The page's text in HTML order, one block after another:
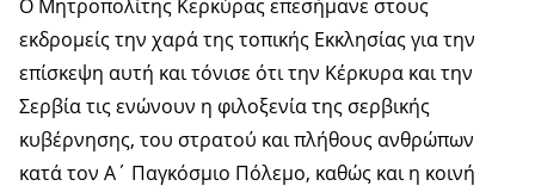
Ο Μητροπολίτης Κερκύρας επεσήμανε στους
εκδρομείς την χαρά της τοπικής Εκκλησίας για την
επίσκεψη αυτή και τόνισε ότι την Κέρκυρα και την
Σερβία τις ενώνουν η φιλοξενία της σερβικής
κυβέρνησης, του στρατού και πλήθους ανθρώπων
κατά τον Α΄ Παγκόσμιο Πόλεμο, καθώς και η κοινή